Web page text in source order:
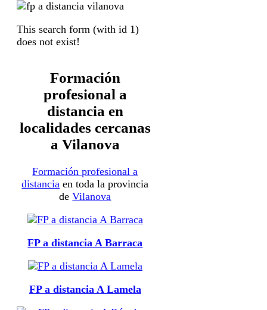
This search form (with id 1)
does not exist!
Formación
profesional a
distancia en
localidades cercanas
a Vilanova
Formación profesional a
distancia en toda la provincia
deVilanova
FP a distancia A Barraca
FP a distancia A Lamela